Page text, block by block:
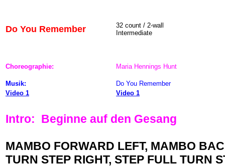
Do You Remember
32 count / 2-wall
Intermediate
Choreographie: Maria Hennings Hunt
Musik:
Do You Remember
Video 1
Video 1
Intro: Beginne auf den Gesang
MAMBO FORWARD LEFT, MAMBO
TURN STEP RIGHT, STEP FULL TURN